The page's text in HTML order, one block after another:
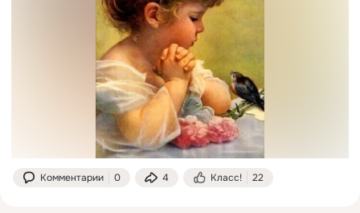
Комментарии 0 4 Класс! 22